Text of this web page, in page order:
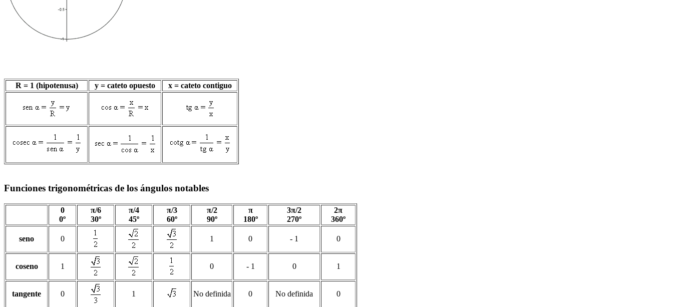
R = 1 (hipotenusa) y = cateto opuesto x = cateto contiguo
Funciones trigonométricas de los ángulos notables
0
0º
π/6
30º
π/4
45º
π/3
60º
π/2
90º
π
180º
3π/2
270º
2π
360º
seno 0 1 0 - 1 0
coseno 1 0 - 1 0 1
tangente 0 1 No definida 0 No definida 0